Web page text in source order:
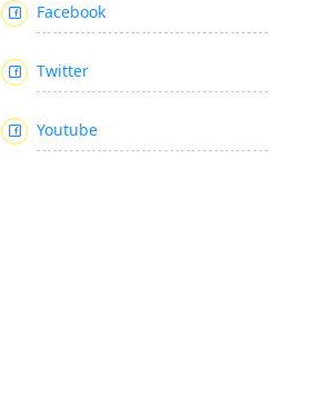
Facebook
Twitter
Youtube